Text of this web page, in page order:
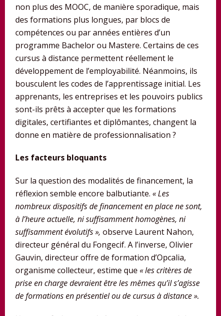
non plus des MOOC, de manière sporadique, mais
des formations plus longues, par blocs de
compétences ou par années entières d’un
programme Bachelor ou Mastere. Certains de ces
cursus à distance permettent réellement le
développement de l’employabilité. Néanmoins, ils
bousculent les codes de l’apprentissage initial. Les
apprenants, les entreprises et les pouvoirs publics
sont-ils prêts à accepter que les formations
digitales, certifiantes et diplômantes, changent la
donne en matière de professionnalisation ?
Les facteurs bloquants
Sur la question des modalités de financement, la
réflexion semble encore balbutiante.« Les
nombreux dispositifs de financement en place ne sont,
à l’heure actuelle, ni suffisamment homogènes, ni
suffisamment évolutifs », observe Laurent Nahon,
directeur général du Fongecif. A l’inverse, Olivier
Gauvin, directeur offre de formation d’Opcalia,
organisme collecteur, estime que« les critères de
prise en charge devraient être les mêmes qu’il s’agisse
de formations en présentiel ou de cursus à distance ».